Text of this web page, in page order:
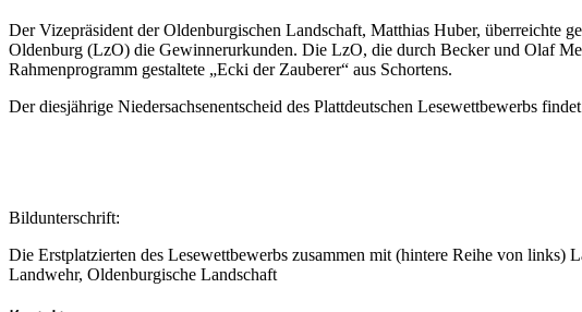
Der Vizepräsident der Oldenburgischen Landschaft, Matthias Huber, überreichte
Oldenburg (LzO) die Gewinnerurkunden. Die LzO, die durch Becker und Olaf
Rahmenprogramm gestaltete „Ecki der Zauberer“ aus Schortens.
Der diesjährige Niedersachsenentscheid des Plattdeutschen Lesewettbewerbs
Bildunterschrift:
Die Erstplatzierten des Lesewettbewerbs zusammen mit (hintere Reihe von
Landwehr, Oldenburgische Landschaft